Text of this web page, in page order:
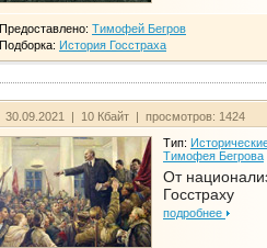
Предоставлено: Тимофей Бегров
Подборка: История Госстраха
30.09.2021 | 10 Кбайт | просмотров: 1424
Тип:
Тимофея Бегрова
От
Госстраху
подробнее